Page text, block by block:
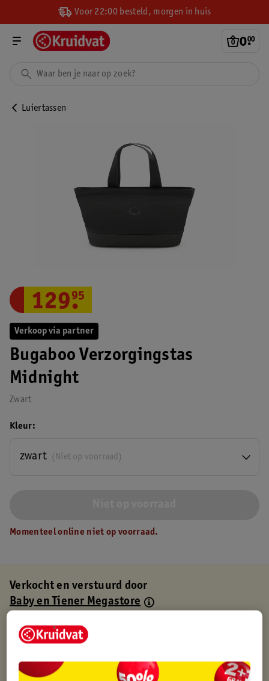
Voor 22:00 besteld, morgen in huis
0.
00
Luiertassen
Verkoop via partner
Bugaboo Verzorgingstas
Midnight
Zwart
129.
95
Kleur
(Niet op voorraad)
zwart
Momenteel online niet op voorraad.
Verkocht en verstuurd door
Baby en Tiener Megastore
Binnen 1 werkdag verstuurd
Gratis thuisbezorgd
Gratis punten met je Kruidvat kaart